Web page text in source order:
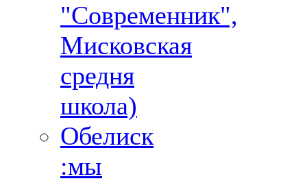
"Современник",
Мисковская
средня
школа)
Обелиск
:мы